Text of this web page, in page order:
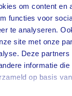
om content en
functies voor
te analyseren.
site met onze
Deze
informatie
op basis
en zinkwerk